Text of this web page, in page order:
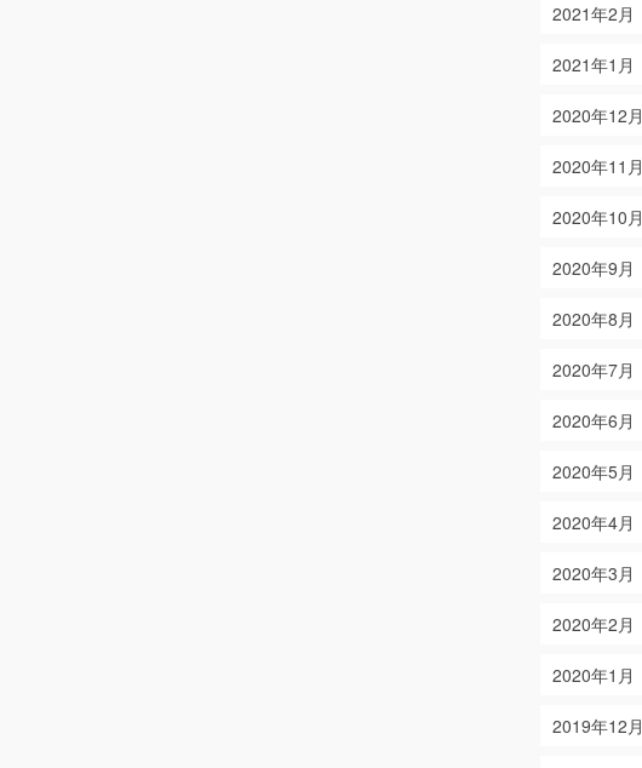
2021年2月
2021年1月
2020年12月
2020年11月
2020年10月
2020年9月
2020年8月
2020年7月
2020年6月
2020年5月
2020年4月
2020年3月
2020年2月
2020年1月
2019年12月